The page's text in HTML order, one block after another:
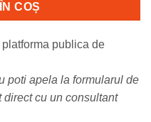
COȘ
publica de
poti apela la formularul de
cu un consultant